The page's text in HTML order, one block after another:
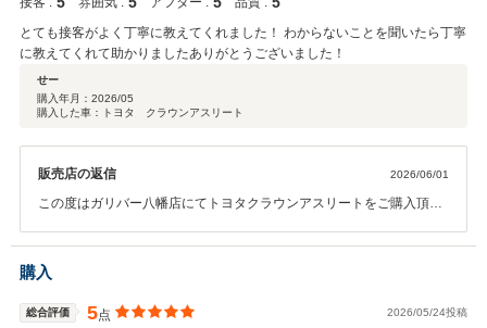
とても接客がよく丁寧に教えてくれました！ わからないことを聞いたら丁寧
に教えてくれて助かりましたありがとうございました！
せー
購入年月： 2026/05
購入した車：トヨタ クラウンアスリート
販売店の返信 2026/06/01
この度はガリバー八幡店にてトヨタクラウンアスリートをご購入頂き
のお言葉を頂き私共も大変嬉しく思います。 ご納車後は愛車のメンテ
ナンス等でお困りの際は気兼ねなくご相談ください。 今後とも末永い
購入
総合評価 5点 2026/05/24投稿